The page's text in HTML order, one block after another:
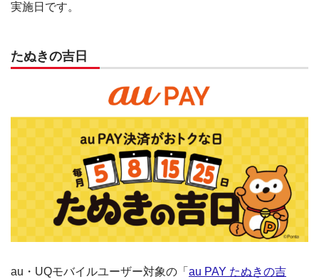
実施日です。
たぬきの吉日
au・UQモバイルユーザー対象の「 au PAY たぬきの吉